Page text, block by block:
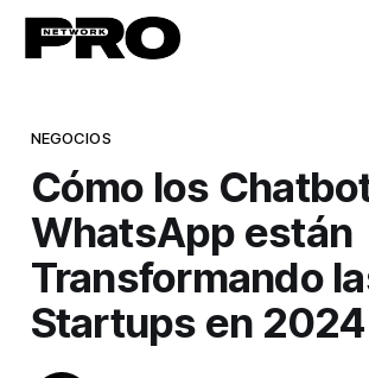
NEGOCIOS
Cómo los
WhatsApp están
Transformando
Startups en 2024